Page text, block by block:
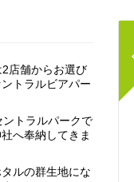
店舗からお選び
トラルビアパー
トラルパークで
へ奉納してきま
ルの群生地にな